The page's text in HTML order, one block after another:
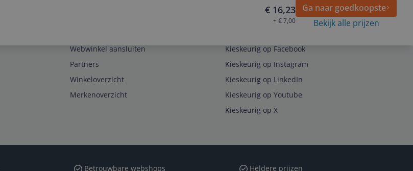
€ 16,23
+ € 7,00
Ga naar goedkoopste
Bekijk alle prijzen
Webwinkel aansluiten
Partners
Winkeloverzicht
Merkenoverzicht
Kieskeurig op Facebook
Kieskeurig op Instagram
Kieskeurig op LinkedIn
Kieskeurig op Youtube
Kieskeurig op X
Betrouwbare webshops Heldere prijzen